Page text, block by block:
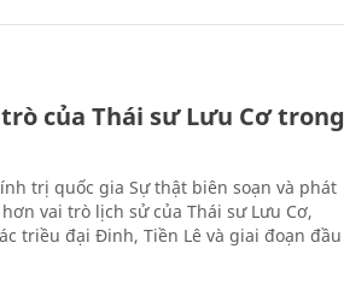
của Thái sư Lưu Cơ trong
trị quốc gia Sự thật biên soạn và phát
vai trò lịch sử của Thái sư Lưu Cơ,
triều đại Đinh, Tiền Lê và giai đoạn đầu